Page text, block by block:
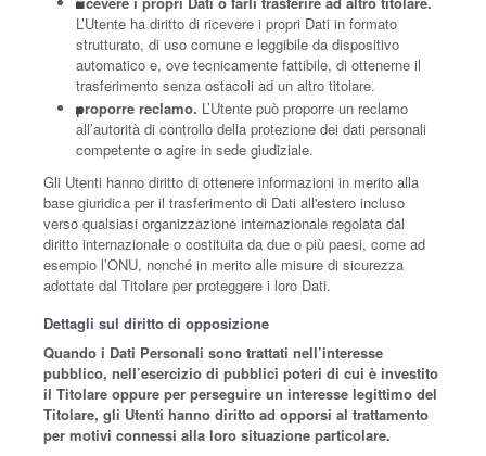
L’Utente ha diritto di ricevere i propri Dati in formato
strutturato, di uso comune e leggibile da dispositivo
automatico e, ove tecnicamente fattibile, di ottenerne il
trasferimento senza ostacoli ad un altro titolare.
proporre reclamo. L’Utente può proporre un reclamo
all’autorità di controllo della protezione dei dati personali
competente o agire in sede giudiziale.
Gli Utenti hanno diritto di ottenere informazioni in merito alla
base giuridica per il trasferimento di Dati all'estero incluso
verso qualsiasi organizzazione internazionale regolata dal
diritto internazionale o costituita da due o più paesi, come ad
esempio l’ONU, nonché in merito alle misure di sicurezza
adottate dal Titolare per proteggere i loro Dati.
Dettagli sul diritto di opposizione
Quando i Dati Personali sono trattati nell’interesse
pubblico, nell’esercizio di pubblici poteri di cui è investito
il Titolare oppure per perseguire un interesse legittimo del
Titolare, gli Utenti hanno diritto ad opporsi al trattamento
per motivi connessi alla loro situazione particolare.